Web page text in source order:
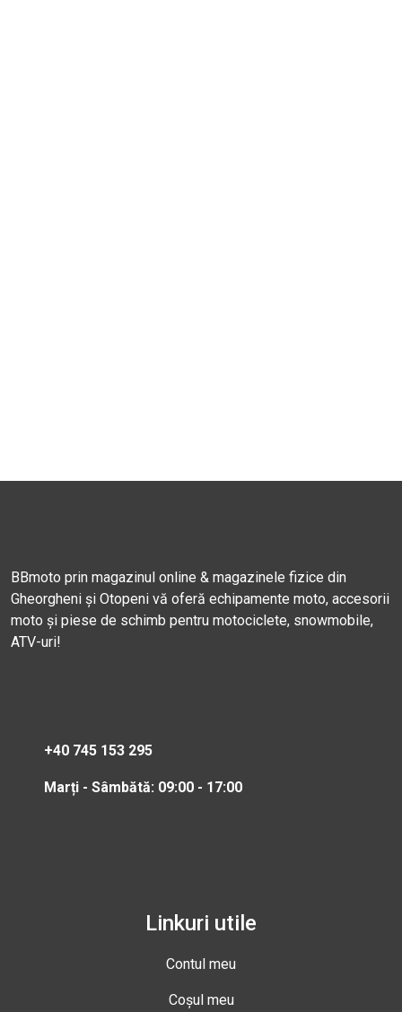
BBmoto prin magazinul online & magazinele fizice din
Gheorgheni și Otopeni vă oferă echipamente moto, accesorii
moto și piese de schimb pentru motociclete, snowmobile,
ATV-uri!
+40 745 153 295
Marți - Sâmbătă: 09:00 - 17:00
Linkuri utile
Contul meu
Coșul meu